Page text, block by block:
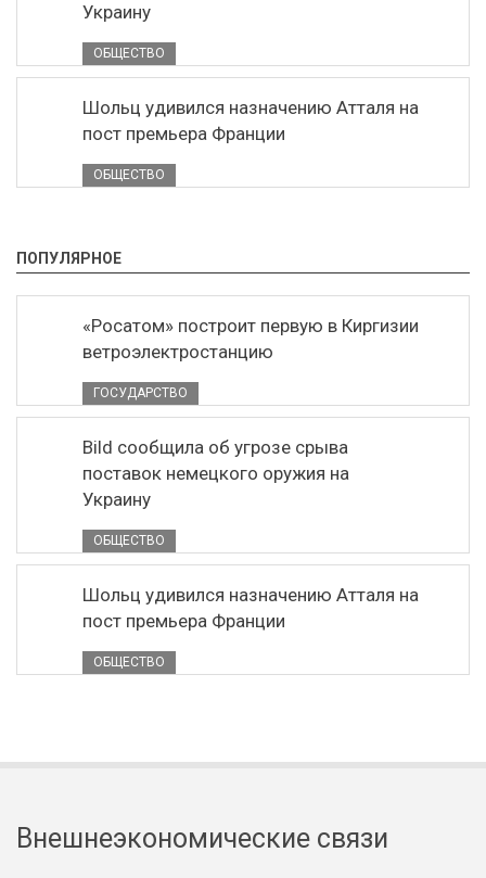
Украину
ОБЩЕСТВО
Шольц удивился назначению Атталя на
пост премьера Франции
ОБЩЕСТВО
ПОПУЛЯРНОЕ
«Росатом» построит первую в Киргизии
ветроэлектростанцию
ГОСУДАРСТВО
Bild сообщила об угрозе срыва
поставок немецкого оружия на
Украину
ОБЩЕСТВО
Шольц удивился назначению Атталя на
пост премьера Франции
ОБЩЕСТВО
Внешнеэкономические связи